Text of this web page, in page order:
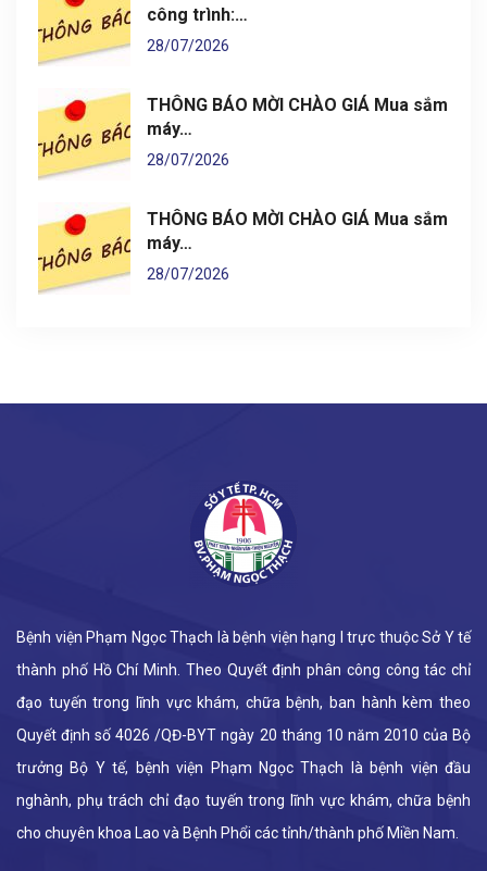
công trình:…
28/07/2026
THÔNG BÁO MỜI CHÀO GIÁ Mua sắm
máy…
28/07/2026
THÔNG BÁO MỜI CHÀO GIÁ Mua sắm
máy…
28/07/2026
Bệnh viện Phạm Ngọc Thạch là bệnh viện hạng I trực thuộc Sở Y tế
thành phố Hồ Chí Minh. Theo Quyết định phân công công tác chỉ
đạo tuyến trong lĩnh vực khám, chữa bệnh, ban hành kèm theo
Quyết định số 4026 /QĐ-BYT ngày 20 tháng 10 năm 2010 của Bộ
trưởng Bộ Y tế, bệnh viện Phạm Ngọc Thạch là bệnh viện đầu
nghành, phụ trách chỉ đạo tuyến trong lĩnh vực khám, chữa bệnh
cho chuyên khoa Lao và Bệnh Phổi các tỉnh/thành phố Miền Nam.